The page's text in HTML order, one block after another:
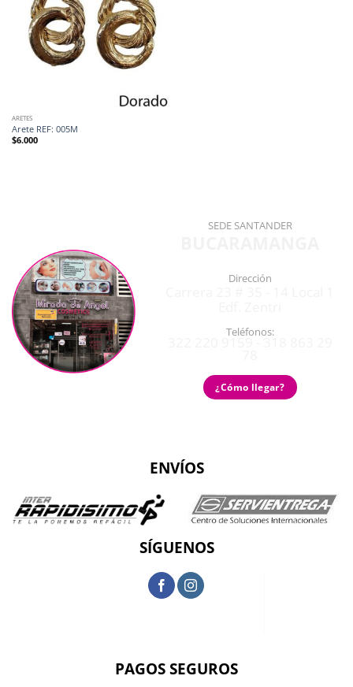
ARETES
Arete REF: 005M
$6.000
SEDE SANTANDER
Dirección
Teléfonos:
¿Cómo llegar?
ENVÍOS
SÍGUENOS
PAGOS SEGUROS